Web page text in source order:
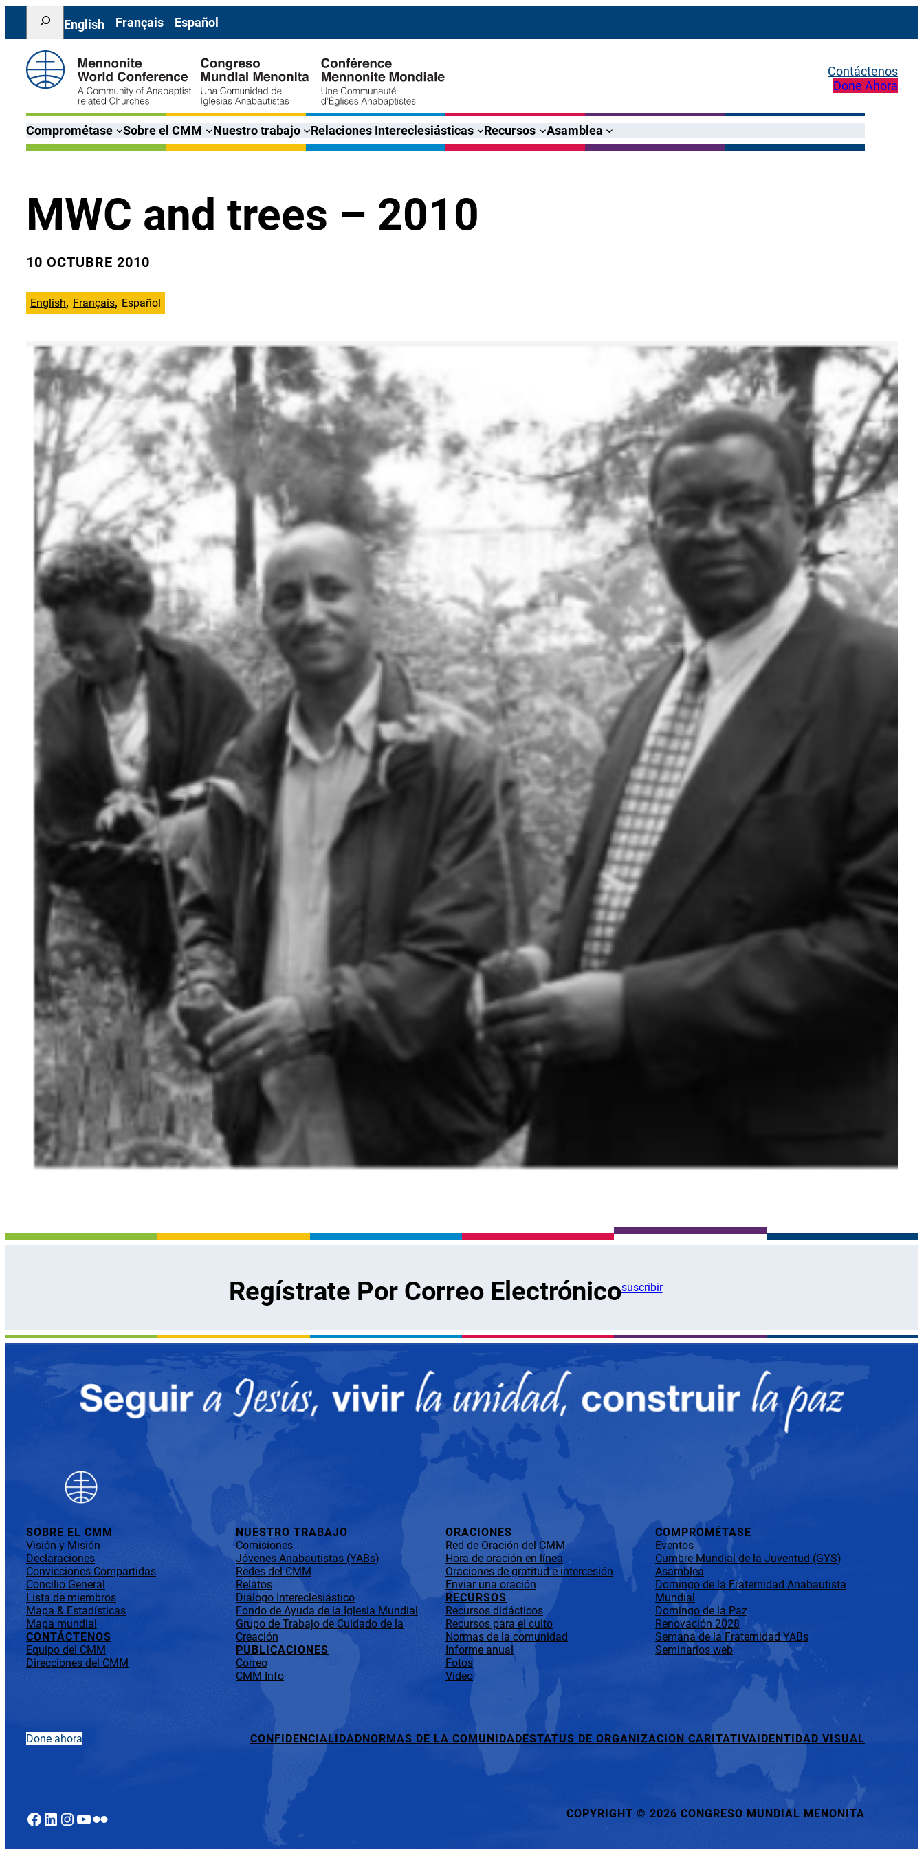
Saltar
contenido
Search
English Français Español
Contáctenos
Done Ahora
Comprométase Sobre el CMM Nuestro trabajo Relaciones Intereclesiásticas Recursos Asamblea
MWC and trees – 2010
10 OCTUBRE 2010
English Français Español
Regístrate Por Correo Electrónicosuscribir
SOBRE EL CMM
Visión y Misión
Declaraciones
Convicciones Compartidas
Concilio General
Lista de miembros
Mapa & Estadísticas
Mapa mundial
CONTÁCTENOS
Equipo del CMM
Direcciones del CMM
NUESTRO TRABAJO
Comisiones
Jóvenes Anabautistas (YABs)
Redes del CMM
Relatos
Diálogo Intereclesiástico
Fondo de Ayuda de la Iglesia Mundial
Grupo de Trabajo de Cuidado de la
Creación
PUBLICACIONES
Correo
CMM Info
ORACIONES
Red de Oración del CMM
Hora de oración en línea
Oraciones de gratitud e intercesión
Enviar una oración
RECURSOS
Recursos didácticos
Recursos para el culto
Normas de la comunidad
Informe anual
Fotos
Video
COMPROMÉTASE
Eventos
Cumbre Mundial de la Juventud (GYS)
Asamblea
Domingo de la Fraternidad Anabautista
Mundial
Domingo de la Paz
Renovación 2028
Semana de la Fraternidad YABs
Seminarios web
Done ahora CONFIDENCIALIDADNORMAS DE LA COMUNIDADESTATUS DE ORGANIZACION CARITATIVAIDENTIDAD VISUAL
Facebook
LinkedIn
Instagram
YouTube
Flickr COPYRIGHT © 2026 CONGRESO MUNDIAL MENONITA